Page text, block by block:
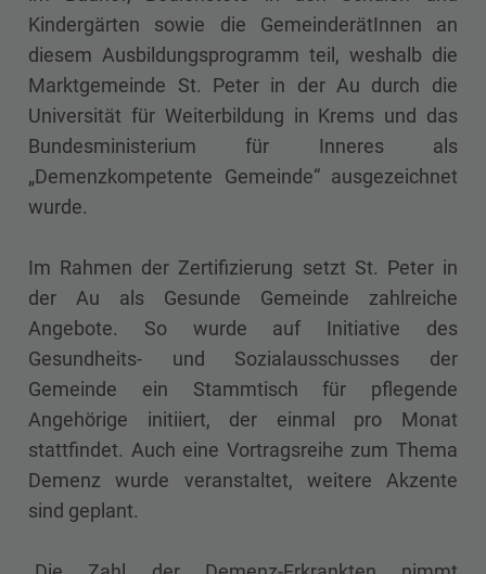
Kindergärten sowie die GemeinderätInnen an
diesem Ausbildungsprogramm teil, weshalb die
Marktgemeinde St. Peter in der Au durch die
Universität für Weiterbildung in Krems und das
Bundesministerium für Inneres als
„Demenzkompetente Gemeinde“ ausgezeichnet
wurde.
Im Rahmen der Zertifizierung setzt St. Peter in
der Au als Gesunde Gemeinde zahlreiche
Angebote. So wurde auf Initiative des
Gesundheits- und Sozialausschusses der
Gemeinde ein Stammtisch für pflegende
Angehörige initiiert, der einmal pro Monat
stattfindet. Auch eine Vortragsreihe zum Thema
Demenz wurde veranstaltet, weitere Akzente
sind geplant.